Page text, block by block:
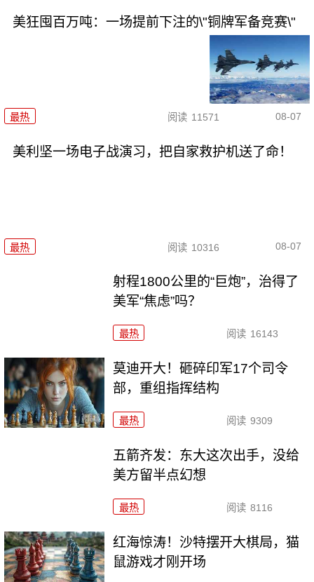
美狂囤百万吨：一场提前下注的\"铜牌军备竞赛\"
最热 阅读 11571 08-07
美利坚一场电子战演习，把自家救护机送了命！
最热 阅读 10316 08-07
射程1800公里的“巨炮”，治得了
美军“焦虑”吗？
最热 阅读 16143
莫迪开大！砸碎印军17个司令
部，重组指挥结构
最热 阅读 9309
五箭齐发：东大这次出手，没给
美方留半点幻想
最热 阅读 8116
红海惊涛！沙特摆开大棋局，猫
鼠游戏才刚开场